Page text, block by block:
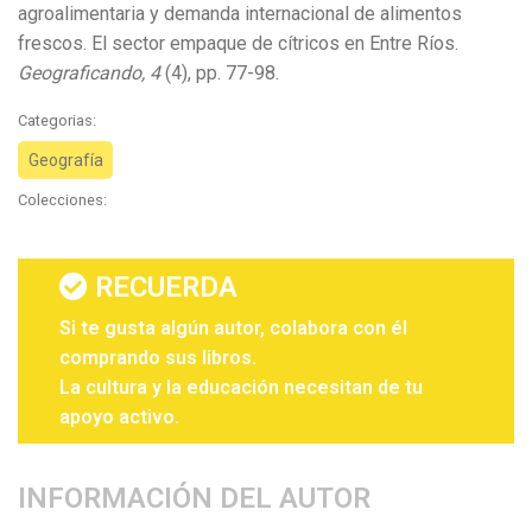
agroalimentaria y demanda internacional de alimentos
frescos. El sector empaque de cítricos en Entre Ríos.
Geograficando, 4(4), pp. 77-98.
Categorias:
Geografía
Colecciones:
RECUERDA
Si te gusta algún autor, colabora con él
comprando sus libros.
La cultura y la educación necesitan de tu
apoyo activo.
INFORMACIÓN DEL AUTOR